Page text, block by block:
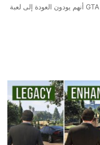
الشخصيات الرئيسية في لعبة GTA 5 أنهم يودون العودة إلى لعبة